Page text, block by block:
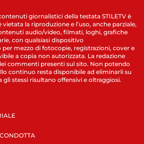
giornalistici della testata STILETV è
la riproduzione e l’uso, anche parziale,
audio/video, filmati, loghi, grafiche
con qualsiasi dispositivo
mezzo di fotocopie, registrazioni, cover e
a copia non autorizzata. La redazione
commenti presenti sul sito. Non potendo
continuo resta disponibile ad eliminarli su
gli stessi risultano offensivi e oltraggiosi.